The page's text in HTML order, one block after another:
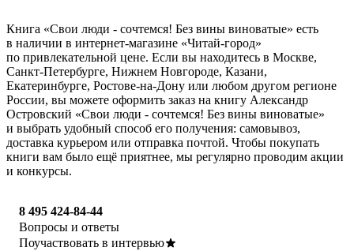
Книга «Свои люди - сочтемся! Без вины виноватые» есть
в наличии в интернет-магазине «Читай-город»
по привлекательной цене. Если вы находитесь в Москве,
Санкт-Петербурге, Нижнем Новгороде, Казани,
Екатеринбурге, Ростове-на-Дону или любом другом регионе
России, вы можете оформить заказ на книгу Александр
Островский «Свои люди - сочтемся! Без вины виноватые»
и выбрать удобный способ его получения: самовывоз,
доставка курьером или отправка почтой. Чтобы покупать
книги вам было ещё приятнее, мы регулярно проводим акции
и конкурсы.
8 495 424-84-44
Вопросы и ответы
Поучаствовать в интервью